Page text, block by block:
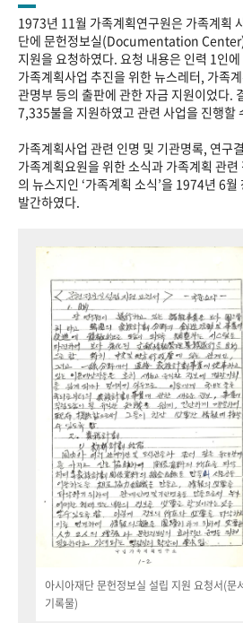
1973년 11월 가족계획연구원은 가족계획
단에 문헌정보실(Documentation
지원을 요청하였다. 요청 내용은 인력 1인
가족계획사업 추진을 위한 뉴스레터, 가족
관명부 등의 출판에 관한 자금 지원이었다.
7,335불을 지원하였고 관련 사업을 진행할
가족계획사업 관련 인명 및 기관명록, 연구
가족계획요원을 위한 소식과 가족계획 관
의 뉴스지인 ‘가족계획 소식’을 1974년 6
발간하였다.
아시아재단 문헌정보실 설립 지원 요청서(문
기록물)